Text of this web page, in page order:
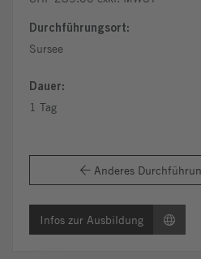
Durchführungsort:
Sursee
Dauer:
1 Tag
Anderes
Infos zur Ausbildung